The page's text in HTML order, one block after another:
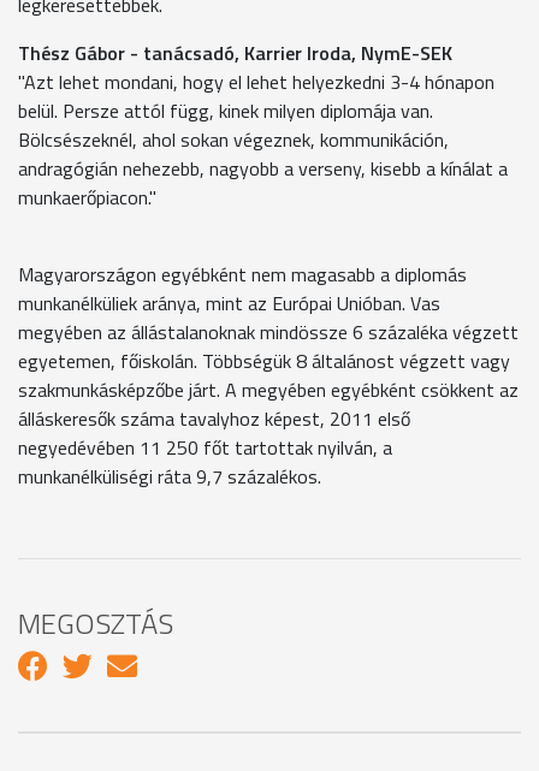
Thész Gábor - tanácsadó, Karrier Iroda, NymE-SEK
"Azt lehet mondani, hogy el lehet helyezkedni 3-4 hónapon
belül. Persze attól függ, kinek milyen diplomája van.
Bölcsészeknél, ahol sokan végeznek, kommunikáción,
andragógián nehezebb, nagyobb a verseny, kisebb a kínálat a
munkaerőpiacon."
Magyarországon egyébként nem magasabb a diplomás
munkanélküliek aránya, mint az Európai Unióban. Vas
megyében az állástalanoknak mindössze 6 százaléka végzett
egyetemen, főiskolán. Többségük 8 általánost végzett vagy
szakmunkásképzőbe járt. A megyében egyébként csökkent az
álláskeresők száma tavalyhoz képest, 2011 első
negyedévében 11 250 főt tartottak nyilván, a
munkanélküliségi ráta 9,7 százalékos.
MEGOSZTÁS